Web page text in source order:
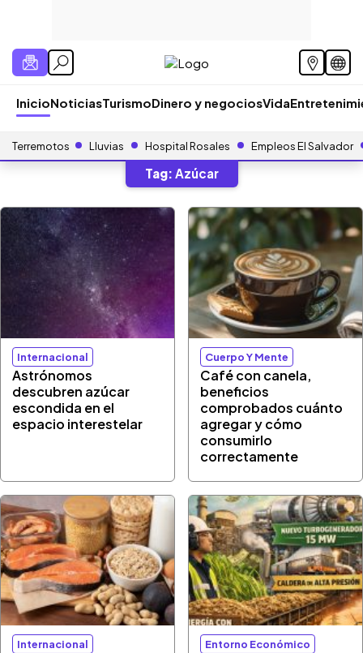
InicioNoticiasTurismoDinero y negociosVida
Terremotos Lluvias Hospital Rosales Empleos El Salvador
Tag: Azúcar
Internacional
Astrónomos
descubren azúcar
escondida en el
espacio interestelar
Cuerpo Y Mente
Café con canela,
beneficios
comprobados cuánto
agregar y cómo
consumirlo
correctamente
Internacional Entorno Económico